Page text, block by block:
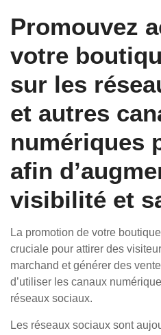
Promouvez
votre
sur les
et autres
numériques
afin
visibilité et
La promotion de votre
cruciale pour attirer des
marchand et générer des
d’utiliser les canaux
réseaux sociaux.
Les réseaux sociaux sont